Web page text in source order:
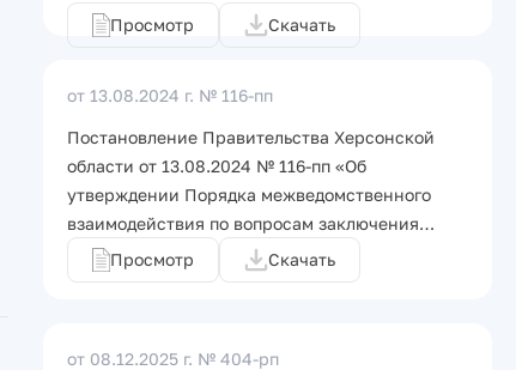
Просмотр
Скачать
от 13.08.2024 г. № 116-пп
Постановление Правительства Херсонской
области от 13.08.2024 № 116-пп «Об
утверждении Порядка межведомственного
взаимодействия по вопросам заключения…
Просмотр
Скачать
от 08.12.2025 г. № 404-рп